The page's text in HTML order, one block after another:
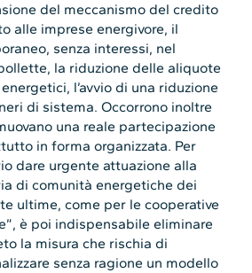
del meccanismo del credito
alle imprese energivore, il
senza interessi, nel
la riduzione delle aliquote
l’avvio di una riduzione
di sistema. Occorrono inoltre
una reale partecipazione
in forma organizzata. Per
dare urgente attuazione alla
di comunità energetiche dei
ultime, come per le cooperative
è poi indispensabile eliminare
la misura che rischia di
senza ragione un modello